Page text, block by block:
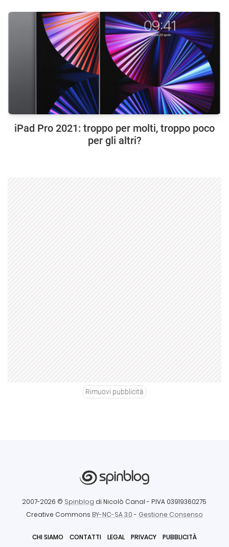
iPad Pro 2021: troppo per molti, troppo poco
per gli altri?
Rimuovi pubblicità
2007-2026 © Spinblog di Nicolò Canal - P.IVA 03919360275
Creative Commons BY-NC-SA 3.0- Gestione Consenso
CHI SIAMO CONTATTI LEGAL PRIVACY PUBBLICITÀ